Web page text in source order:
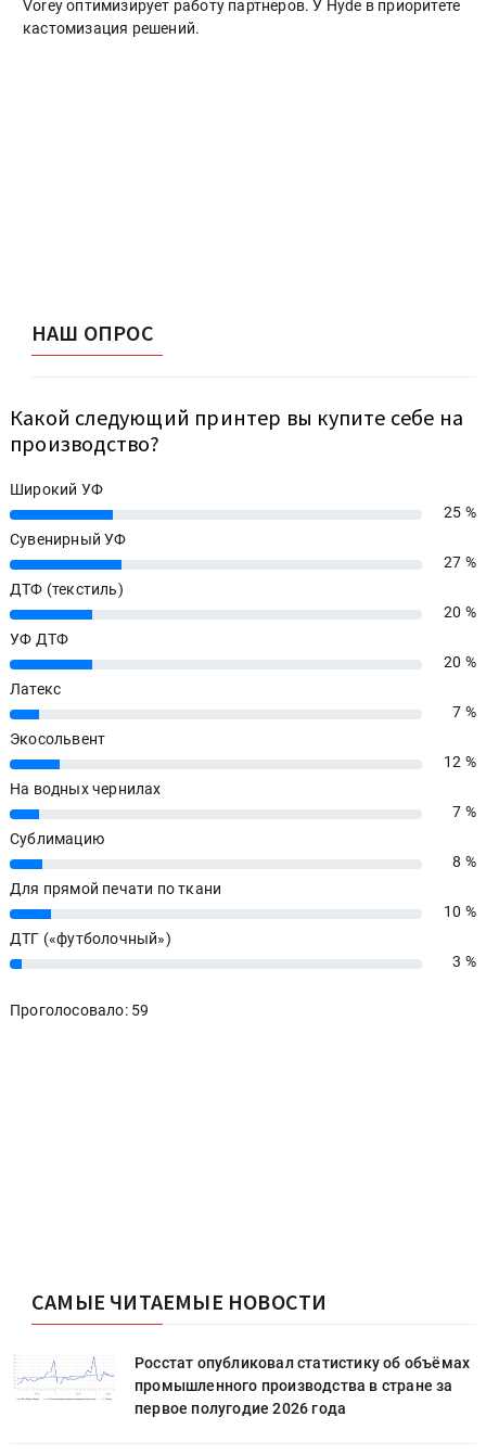
Vorey оптимизирует работу партнеров. У Hyde в приоритете
кастомизация решений.
НАШ ОПРОС
Какой следующий принтер вы купите себе на
производство?
Широкий УФ
25%
25 %
Сувенирный УФ
27%
27 %
ДТФ (текстиль)
20%
20 %
УФ ДТФ
20%
20 %
Латекс
7%
7 %
Экосольвент
12%
12 %
На водных чернилах
7%
7 %
Сублимацию
8%
8 %
Для прямой печати по ткани
10%
10 %
ДТГ («футболочный»)
3% 3 %
Проголосовало: 59
САМЫЕ ЧИТАЕМЫЕ НОВОСТИ
Росстат опубликовал статистику об объёмах
промышленного производства в стране за
первое полугодие 2026 года